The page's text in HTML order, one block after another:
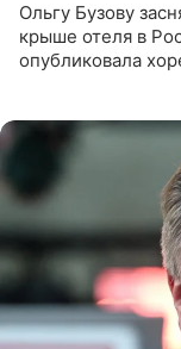
Ольгу Бузову
крыше отеля в
опубликовала